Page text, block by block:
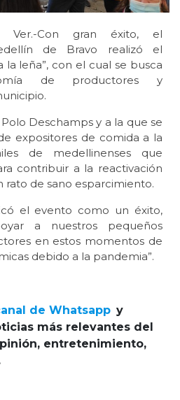
Ver.-Con gran éxito, el
de Bravo realizó el
la leña”, con el cual se busca
de productores y
Deschamps y a la que se
expositores de comida a la
de medellinenses que
contribuir a la reactivación
rato de sano esparcimiento.
el evento como un éxito,
a nuestros pequeños
en estos momentos de
debido a la pandemia”.
de Whatsapp y
más relevantes del
entretenimiento,